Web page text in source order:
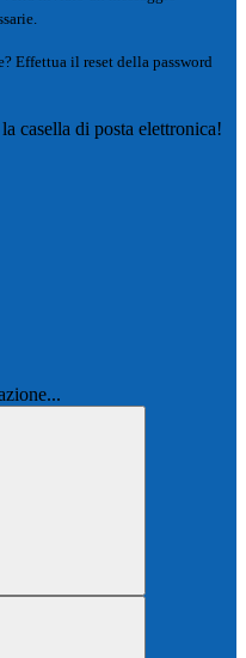
Effettua il reset della password
casella di posta elettronica!